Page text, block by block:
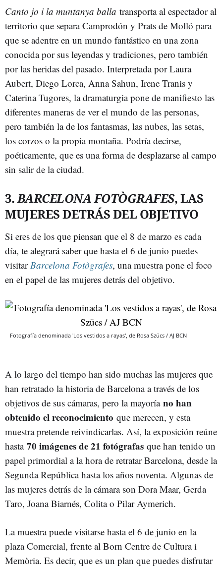
Canto jo i la muntanya balla transporta al espectador al
territorio que separa Camprodón y Prats de Molló para
que se adentre en un mundo fantástico en una zona
conocida por sus leyendas y tradiciones, pero también
por las heridas del pasado. Interpretada por Laura
Aubert, Diego Lorca, Anna Sahun, Irene Tranis y
Caterina Tugores, la dramaturgia pone de manifiesto las
diferentes maneras de ver el mundo de las personas,
pero también la de los fantasmas, las nubes, las setas,
los corzos o la propia montaña. Podría decirse,
poéticamente, que es una forma de desplazarse al campo
sin salir de la ciudad.
3.BARCELONA FOTÒGRAFES, LAS
MUJERES DETRÁS DEL OBJETIVO
Si eres de los que piensan que el 8 de marzo es cada
día, te alegrará saber que hasta el 6 de junio puedes
visitarBarcelona Fotògrafes, una muestra pone el foco
en el papel de las mujeres detrás del objetivo.
Fotografía denominada 'Los vestidos a rayas', de Rosa Szücs / AJ BCN
A lo largo del tiempo han sido muchas las mujeres que
han retratado la historia de Barcelona a través de los
objetivos de sus cámaras, pero la mayoría no han
obtenido el reconocimiento que merecen, y esta
muestra pretende reivindicarlas. Así, la exposición reúne
hasta 70 imágenes de 21 fotógrafas que han tenido un
papel primordial a la hora de retratar Barcelona, desde la
Segunda República hasta los años noventa. Algunas de
las mujeres detrás de la cámara son Dora Maar, Gerda
Taro, Joana Biarnés, Colita o Pilar Aymerich.
La muestra puede visitarse hasta el 6 de junio en la
plaza Comercial, frente al Born Centre de Cultura i
Memòria. Es decir, que es un plan que puedes disfrutar